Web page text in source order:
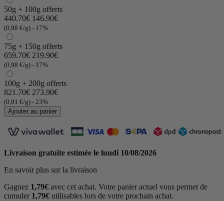
50g + 100g offerts
440.70€ 146.90€
(0,98 €/g) - 17%
75g + 150g offerts
659.70€ 219.90€
(0,98 €/g) - 17%
100g + 200g offerts
821.70€ 273.90€
(0,91 €/g) - 23%
Ajouter au panier
Livraison gratuite estimée le lundi 10/08/2026
En savoir plus sur la livraison
Gagnez 1,79€ avec cet achat. Votre panier actuel vous permet de
cumuler 1,79€ utilisables lors de votre prochain achat.